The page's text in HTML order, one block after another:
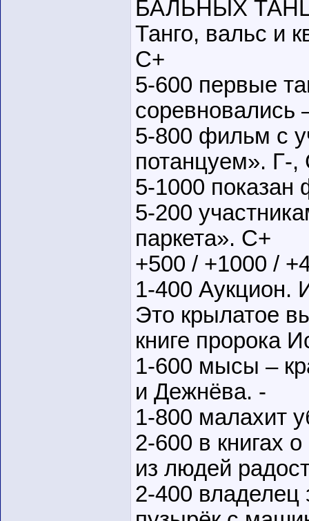
БАЛЬНЫХ
Танго, вальс и
С+
5-600 первые
соревновались
5-800 фильм с
потанцуем». Г-,
5-1000 показан
5-200
паркета». С+
+500 / +1000 /
1-400 Аукцион.
Это крылатое
книге пророка
1-600 мысы –
и Дежнёва. -
1-800 малахит
2-600 в книгах
из людей
2-400 владелец